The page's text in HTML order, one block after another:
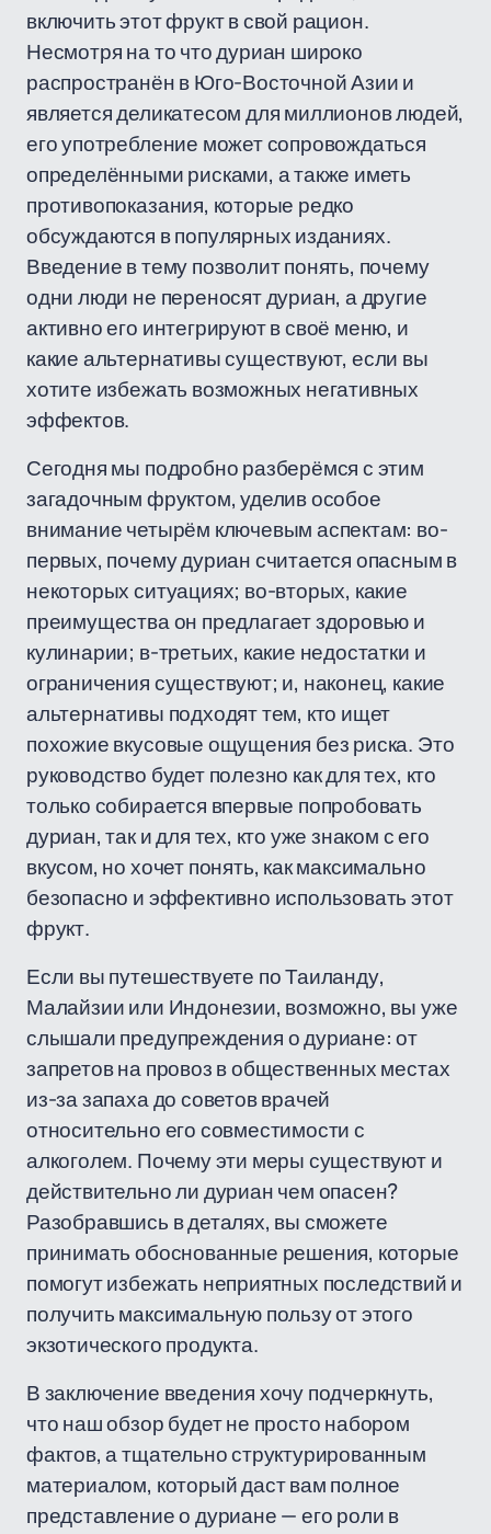
включить этот фрукт в свой рацион.
Несмотря на то что дуриан широко
распространён в Юго-Восточной Азии и
является деликатесом для миллионов людей,
его употребление может сопровождаться
определёнными рисками, а также иметь
противопоказания, которые редко
обсуждаются в популярных изданиях.
Введение в тему позволит понять, почему
одни люди не переносят дуриан, а другие
активно его интегрируют в своё меню, и
какие альтернативы существуют, если вы
хотите избежать возможных негативных
эффектов.
Сегодня мы подробно разберёмся с этим
загадочным фруктом, уделив особое
внимание четырём ключевым аспектам: во-
первых, почему дуриан считается опасным в
некоторых ситуациях; во-вторых, какие
преимущества он предлагает здоровью и
кулинарии; в-третьих, какие недостатки и
ограничения существуют; и, наконец, какие
альтернативы подходят тем, кто ищет
похожие вкусовые ощущения без риска. Это
руководство будет полезно как для тех, кто
только собирается впервые попробовать
дуриан, так и для тех, кто уже знаком с его
вкусом, но хочет понять, как максимально
безопасно и эффективно использовать этот
фрукт.
Если вы путешествуете по Таиланду,
Малайзии или Индонезии, возможно, вы уже
слышали предупреждения о дуриане: от
запретов на провоз в общественных местах
из-за запаха до советов врачей
относительно его совместимости с
алкоголем. Почему эти меры существуют и
действительно ли дуриан чем опасен?
Разобравшись в деталях, вы сможете
принимать обоснованные решения, которые
помогут избежать неприятных последствий и
получить максимальную пользу от этого
экзотического продукта.
В заключение введения хочу подчеркнуть,
что наш обзор будет не просто набором
фактов, а тщательно структурированным
материалом, который даст вам полное
представление о дуриане — его роли в